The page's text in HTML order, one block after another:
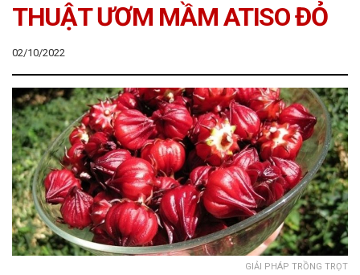
THUẬT ƯƠM MẦM ATISO ĐỎ
02/10/2022
GIẢI PHÁP TRỒNG TRỌT